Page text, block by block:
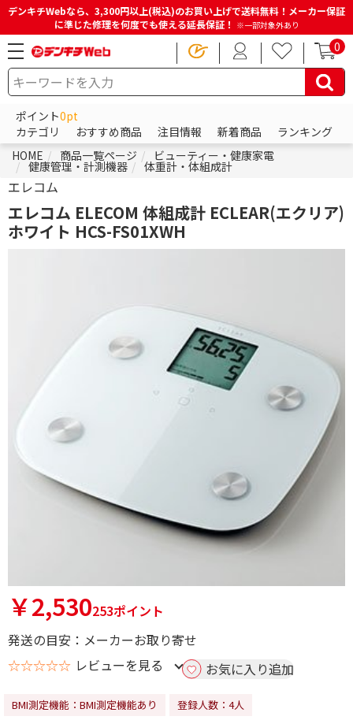
デンキチWebなら、3,300円以上(税込)のお買い上げで送料無料！メーカー保証
に準じた修理を何度でも使える延長保証！ ※一部対象外あり
0
ポイント0pt
カテゴリ
おすすめ商品 注目情報 新着商品
ランキング
HOME
商品一覧ページ ビューティー・健康家電
健康管理・計測機器 体重計・体組成計
エレコム
エレコム ELECOM 体組成計 ECLEAR(エクリア)
ホワイト HCS-FS01XWH
￥2,530253ポイント
発送の目安：メーカーお取り寄せ
☆☆☆☆☆ レビューを見る お気に入り追加
BMI測定機能：BMI測定機能あり
登録人数：4人